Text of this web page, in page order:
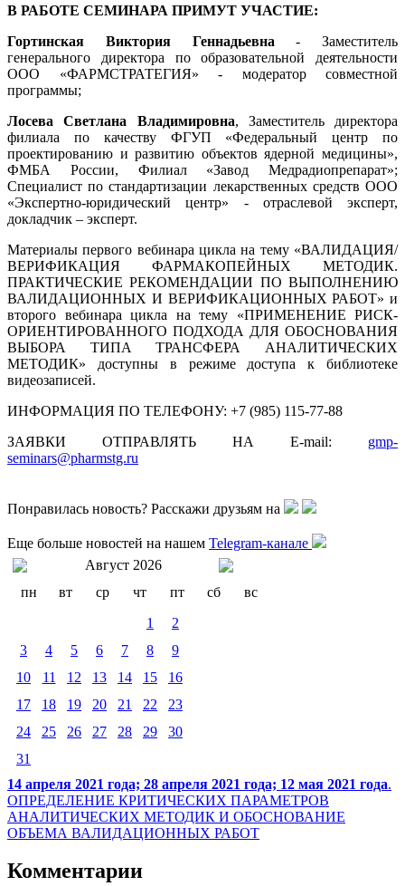
В РАБОТЕ СЕМИНАРА ПРИМУТ УЧАСТИЕ:
Гортинская Виктория Геннадьевна - Заместитель
генерального директора по образовательной деятельности
ООО «ФАРМСТРАТЕГИЯ» - модератор совместной
программы;
Лосева Светлана Владимировна, Заместитель директора
филиала по качеству ФГУП «Федеральный центр по
проектированию и развитию объектов ядерной медицины»,
ФМБА России, Филиал «Завод Медрадиопрепарат»;
Специалист по стандартизации лекарственных средств ООО
«Экспертно-юридический центр» - отраслевой эксперт,
докладчик – эксперт.
Материалы первого вебинара цикла на тему «ВАЛИДАЦИЯ/
ВЕРИФИКАЦИЯ ФАРМАКОПЕЙНЫХ МЕТОДИК.
ПРАКТИЧЕСКИЕ РЕКОМЕНДАЦИИ ПО ВЫПОЛНЕНИЮ
ВАЛИДАЦИОННЫХ И ВЕРИФИКАЦИОННЫХ РАБОТ» и
второго вебинара цикла на тему «ПРИМЕНЕНИЕ РИСК-
ОРИЕНТИРОВАННОГО ПОДХОДА ДЛЯ ОБОСНОВАНИЯ
ВЫБОРА ТИПА ТРАНСФЕРА АНАЛИТИЧЕСКИХ
МЕТОДИК» доступны в режиме доступа к библиотеке
видеозаписей.
ИНФОРМАЦИЯ ПО ТЕЛЕФОНУ: +7 (985) 115-77-88
ЗАЯВКИ ОТПРАВЛЯТЬ НА E-mail: gmp-
seminars@pharmstg.ru
Понравилась новость? Расскажи друзьям на
Еще больше новостей на нашем Telegram-канале
Август 2026
пн
вт ср чт пт сб
вс
1
2
3
4 5 6 7 8
9
10
11 12 13 14 15
16
17
18 19 20 21 22
23
24
25 26 27 28 29
30
31
14 апреля 2021 года; 28 апреля 2021 года; 12 мая 2021 года.
ОПРЕДЕЛЕНИЕ КРИТИЧЕСКИХ ПАРАМЕТРОВ
АНАЛИТИЧЕСКИХ МЕТОДИК И ОБОСНОВАНИЕ
ОБЪЕМА ВАЛИДАЦИОННЫХ РАБОТ
Комментарии